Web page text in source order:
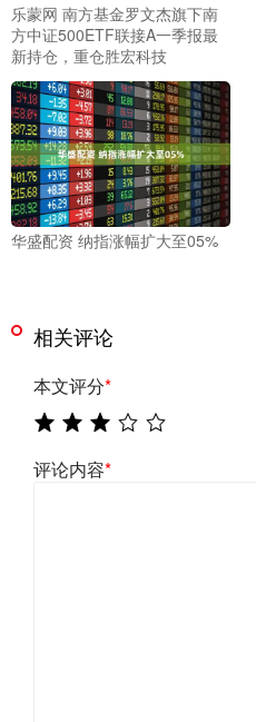
乐蒙网 南方基金罗文杰旗下南
方中证500ETF联接A一季报最
新持仓，重仓胜宏科技
华盛配资 纳指涨幅扩大至05%
相关评论
本文评分*
评论内容*